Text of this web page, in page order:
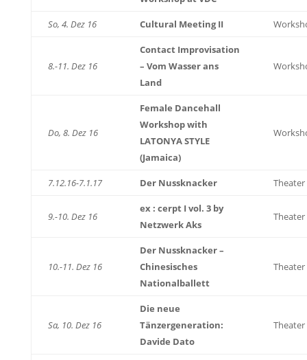
So, 4. Dez 16 Cultural Meeting II
8.-11. Dez 16
Contact Improvisation
– Vom Wasser ans
Land
Do, 8. Dez 16
Female Dancehall
Workshop with
LATONYA STYLE
(Jamaica)
7.12.16-7.1.17 Der Nussknacker Theater
9.-10. Dez 16
ex : cerpt I vol. 3 by
Netzwerk Aks
Theater
10.-11. Dez 16
Der Nussknacker –
Chinesisches
Nationalballett
Theater
Sa, 10. Dez 16
Die neue
Tänzergeneration:
Davide Dato
Theater